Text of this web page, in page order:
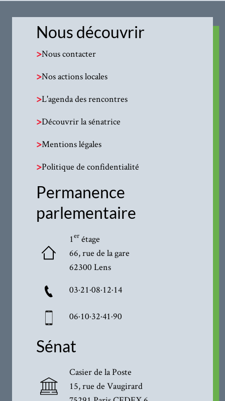
Nous découvrir
>Nous contacter
>Nos actions locales
>L'agenda des rencontres
>Découvrir la sénatrice
>Mentions légales
>Politique de confidentialité
Permanence
parlementaire
1erétage
66, rue de la gare
62300 Lens
03·21·08·12·14
06·10·32·41·90
Sénat
Casier de la Poste
15, rue de Vaugirard